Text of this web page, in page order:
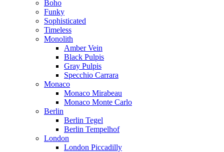
Boho
Funky
Sophisticated
Timeless
Monolith
Amber Vein
Black Pulpis
Gray Pulpis
Specchio Carrara
Monaco
Monaco Mirabeau
Monaco Monte Carlo
Berlin
Berlin Tegel
Berlin Tempelhof
London
London Piccadilly